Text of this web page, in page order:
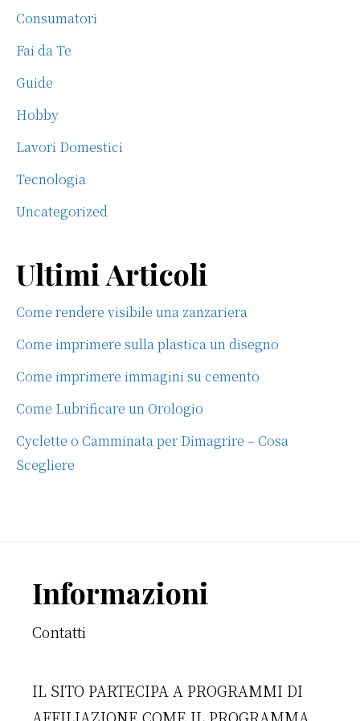
Consumatori
Fai da Te
Guide
Hobby
Lavori Domestici
Tecnologia
Uncategorized
Ultimi Articoli
Come rendere visibile una zanzariera
Come imprimere sulla plastica un disegno
Come imprimere immagini su cemento
Come Lubrificare un Orologio
Cyclette o Camminata per Dimagrire – Cosa
Scegliere
Footer
Informazioni
Contatti
IL SITO PARTECIPA A PROGRAMMI DI